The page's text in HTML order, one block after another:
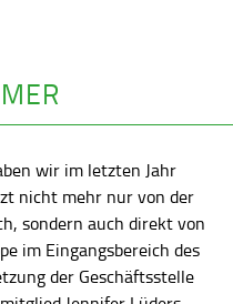
wir im letzten Jahr
nicht mehr nur von der
sondern auch direkt von
im Eingangsbereich des
der Geschäftsstelle